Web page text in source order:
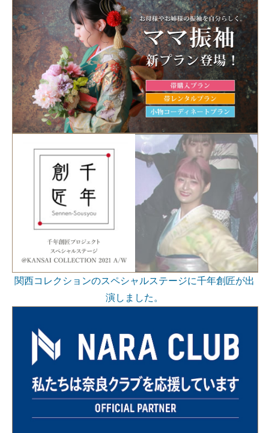
関西コレクションのスペシャルステージに千年創匠が出
演しました。